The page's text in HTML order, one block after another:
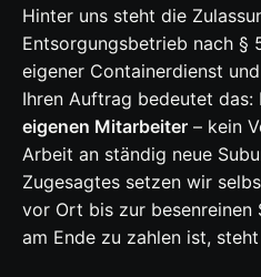
Hinter uns steht die
Entsorgungsbetrieb nach §
eigener Containerdienst
Ihren Auftrag bedeutet das:
eigenen Mitarbeiter – kein
Arbeit an ständig neue
Zugesagtes setzen wir
vor Ort bis zur besenreinen
am Ende zu zahlen ist,